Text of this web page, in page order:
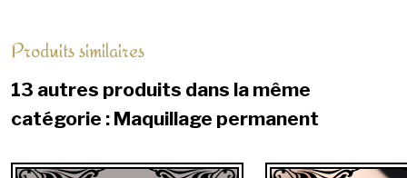
Produits similaires
13 autres produits dans la même
catégorie : Maquillage permanent